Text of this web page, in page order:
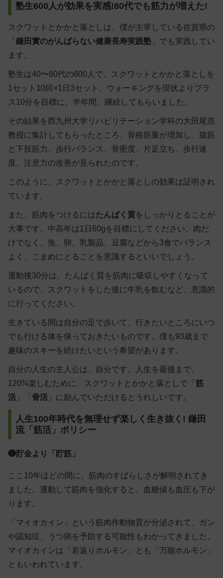
塾生600人が効果を実感!80代でも筋力が増えた!
スクワットとかかと落としは、僕が主宰している佐賀県の
「 鎌田實のがんばらない健康長寿実践塾 」でも実践してい
ます。
塾生は40〜80代の600人で、スクワットとかかと落としを
1セット10回×1日3セット、ウォーキングを現状よりプラ
ス10分を目標に、半年間、継続してもらいました。
その結果を西九州大学リハビリテーション学科の大田尾浩
教授に集計してもらったところ、骨格筋量が増加し、腹筋
と下肢筋力、歩行バランス、骨密度、片足立ち、歩行速
度、注意力の改善が見られたのです。
このように、スクワットとかかと落としの効果は証明され
ています。
また、筋肉をつけるにはたんぱく質をしっかりとることが
大事です。 中高年は1日60gを目標にしてください。肉だ
けでなく、魚、卵、乳製品、豆腐などから3食でバランス
よく、こまめにとることを意識するといいでしょう。
運動後30分は、たんぱく質を筋肉に吸収しやすくなって
いるので、スクワットをした後に牛乳を飲むなど、意識的
に行ってください。
生きている間は自分の足で歩いて、行きたいところにいつ
でも行ける体を保っておきたいものです。僕も93歳まで
趣味のスキーを続けたいという希望があります。
自分の人生の主人公は、自分です。人生を最後まで、
120%楽しむために、スクワットとかかと落としで「 筋
活 」「 骨活 」に励んでいただけるとうれしいです。
人生100年時代を無理せず楽しく生き抜く! 鎌田
流「筋活」ポリシー
❶貯金より「貯筋」
ここ10年ほどの間に、筋肉のすばらしさが解明されてき
ました。運動して筋肉を強化すると、血糖値も血圧も下が
ります。
「マイオカイン」という筋肉作動物質が分泌されて、ガン
や認知症、うつ病を予防する可能性もわかってきました。
マイオカインは「若返りホルモン」とも「万能ホルモン」
ともいわれています。